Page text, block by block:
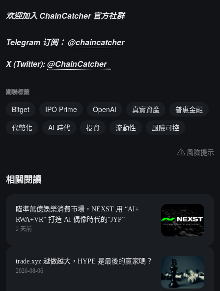
欢迎加入 ChainCatcher 官方社群
Telegram 订阅： @chaincatcher
X (Twitter):@ChainCatcher_
關聯標籤
Bitget IPO Prime OpenAI 真實資產
普惠金融
代幣化
AI 時代 投資 流動性 風險可控
風險提示
相關閱讀
瞄準萬億娛樂消費市場，NEXST 用 “AI+
RWA+VR” 打造 AI 偶像時代的“JYP”
2 天前
trade.xyz 越做越大，HYPE 是最後的贏家嗎？
2026-08-06